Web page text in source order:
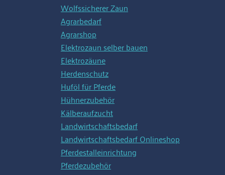
Wolfssicherer Zaun
Agrarbedarf
Agrarshop
Elektrozaun selber bauen
Elektrozäune
Herdenschutz
Huföl für Pferde
Hühnerzubehör
Kälberaufzucht
Landwirtschaftsbedarf
Landwirtschaftsbedarf Onlineshop
Pferdestalleinrichtung
Pferdezubehör